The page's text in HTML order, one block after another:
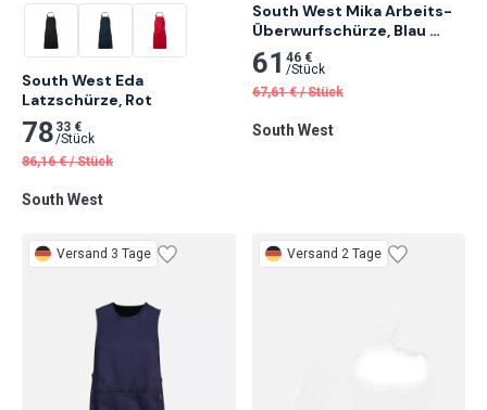
South West Eda
Latzschürze, Rot
78 33 €
/Stück
86,16 € /Stück
South West
South West Mika Arbeits-
Überwurfschürze, Blau
Melange
61 46 €
/Stück
67,61 € /Stück
South West
Versand 3 Tage Versand 2 Tage